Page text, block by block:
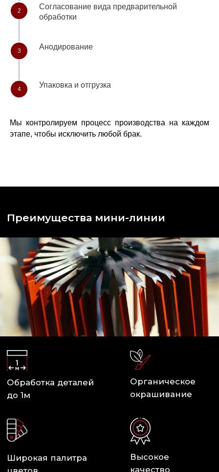
2
Согласование вида предварительной
обработки
3 Анодирование
4 Упаковка и отгрузка
Мы контролируем процесс производства на каждом
этапе, чтобы исключить любой брак.
Беремся
Нулевой процент
Высокое
Широкая палитра
цветов
до 1м